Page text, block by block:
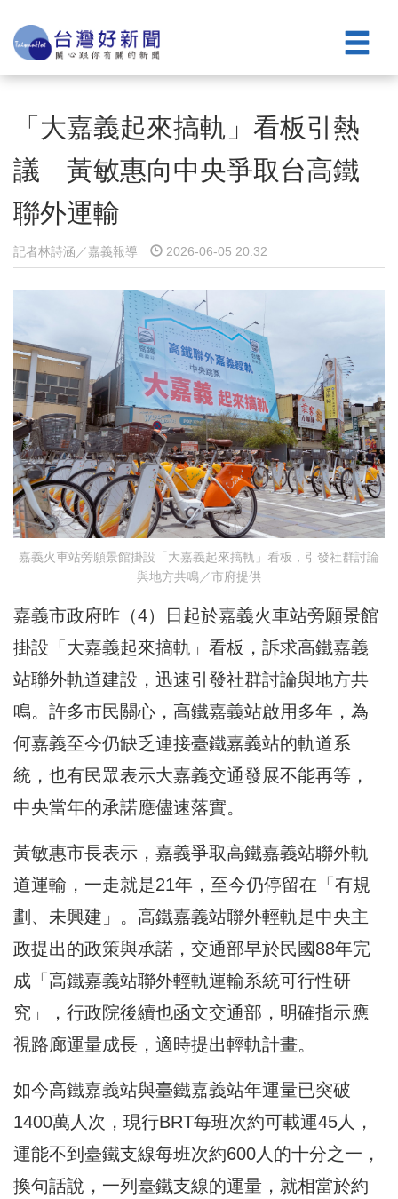
「大嘉義起來搞軌」看板引熱
議 黃敏惠向中央爭取台高鐵
聯外運輸
記者林詩涵／嘉義報導 2026-06-05 20:32
嘉義火車站旁願景館掛設「大嘉義起來搞軌」看板，引發社群討論
與地方共鳴／市府提供
嘉義市政府昨（4）日起於嘉義火車站旁願景館
掛設「大嘉義起來搞軌」看板，訴求高鐵嘉義
站聯外軌道建設，迅速引發社群討論與地方共
鳴。許多市民關心，高鐵嘉義站啟用多年，為
何嘉義至今仍缺乏連接臺鐵嘉義站的軌道系
統，也有民眾表示大嘉義交通發展不能再等，
中央當年的承諾應儘速落實。
黃敏惠市長表示，嘉義爭取高鐵嘉義站聯外軌
道運輸，一走就是21年，至今仍停留在「有規
劃、未興建」。高鐵嘉義站聯外輕軌是中央主
政提出的政策與承諾，交通部早於民國88年完
成「高鐵嘉義站聯外輕軌運輸系統可行性研
究」，行政院後續也函文交通部，明確指示應
視路廊運量成長，適時提出輕軌計畫。
如今高鐵嘉義站與臺鐵嘉義站年運量已突破
1400萬人次，現行BRT每班次約可載運45人，
運能不到臺鐵支線每班次約600人的十分之一，
換句話說，一列臺鐵支線的運量，就相當於約